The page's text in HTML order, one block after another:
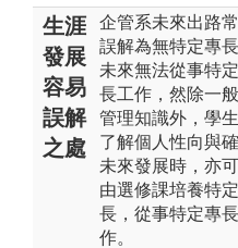
生涯
發展
容易
誤解
之處
企管系未來出路
誤解為無特定專長
未來無法從事特
長工作，然除一
管理知識外，學
了解個人性向與
未來發展時，亦
由選修課培養特
長，從事特定專
作。